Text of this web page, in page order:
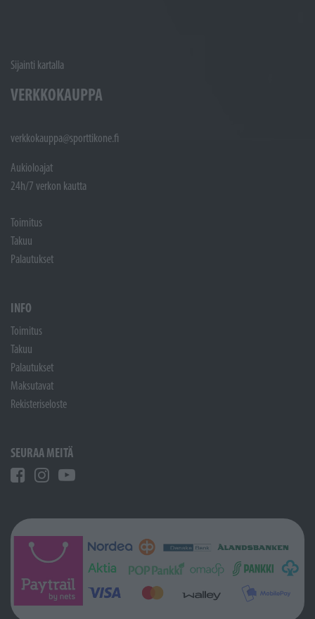
Sijainti kartalla
VERKKOKAUPPA
verkkokauppa@sporttikone.fi
Aukioloajat
24h/7 verkon kautta
Toimitus
Takuu
Palautukset
INFO
Toimitus
Takuu
Palautukset
Maksutavat
Rekisteriseloste
SEURAA MEITÄ